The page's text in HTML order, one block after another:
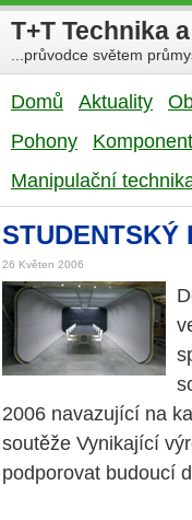
T+T Technika
...průvodce světem
Domů Aktuality
Pohony
Manipulační
STUDENTSKÝ
26 Květen 2006
2006 navazující na
soutěže Vynikající
podporovat budoucí